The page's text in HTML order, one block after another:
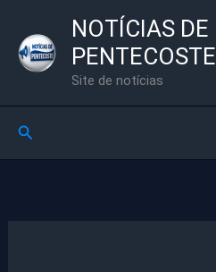
para
NOTÍCIAS DE
PENTECOSTE
Site de notícias
Pesquisar